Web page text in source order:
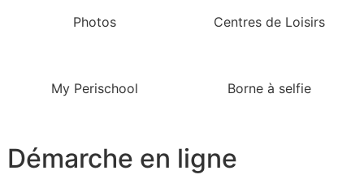
Photos Centres de Loisirs
My Perischool Borne à selfie
Démarche en ligne